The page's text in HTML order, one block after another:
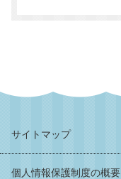
サイトマップ
個人情報保護制度の概要